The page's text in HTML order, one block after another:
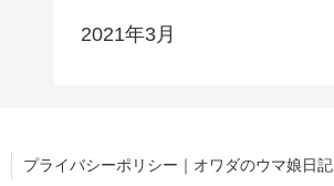
2021年3月
プライバシーポリシー｜オワダのウマ娘日記